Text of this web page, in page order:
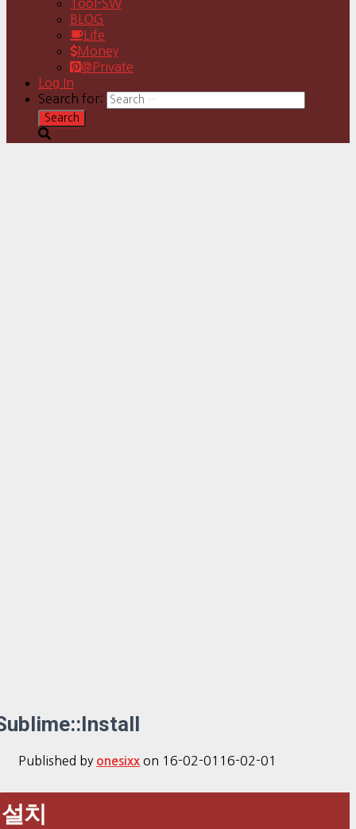
Tool-SW
BLOG
Life
Money
@Private
Log In
Search for:
Published by onesixx on 16-02-01 16-02-01
설치